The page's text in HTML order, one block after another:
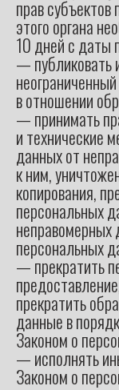
прав
этого органа
10 дней с даты
— публиковать
в отношении
— принимать
и технические
данных от
к ним,
копирования,
персональных
неправомерных
персональных
— прекратить
прекратить
данные в
Законом о
— исполнять
Законом о